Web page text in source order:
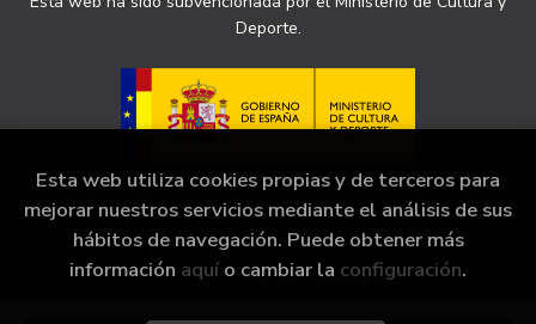
Deporte.
2026 © Librería Sinopsis . Todos los Derechos
Reservados |Grupo Trevenque
Esta web utiliza cookies propias y de terceros para
mejorar nuestros servicios mediante el análisis de sus
hábitos de navegación. Puede obtener más
información aquí o cambiar la configuración.